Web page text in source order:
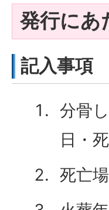
発行にあ
記入事項
分骨
日・
死亡